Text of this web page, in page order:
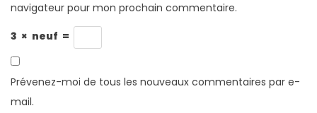
navigateur pour mon prochain commentaire.
3 × neuf =
Prévenez-moi de tous les nouveaux commentaires par e-
mail.